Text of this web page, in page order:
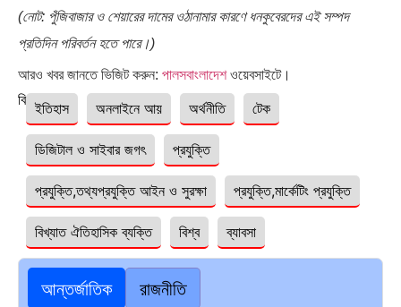
(নোট: পুঁজিবাজার ও শেয়ারের দামের ওঠানামার কারণে ধনকুবেরদের এই সম্পদ
প্রতিদিন পরিবর্তন হতে পারে।)
আরও খবর জানতে ভিজিট করুন: পালসবাংলাদেশওয়েবসাইটে।
বিষয়ঃইতিহাস অনলাইনে আয় অর্থনীতি টেক
ডিজিটাল ও সাইবার জগৎ প্রযুক্তি
প্রযুক্তি,তথ্যপ্রযুক্তি আইন ও সুরক্ষা প্রযুক্তি,মার্কেটিং প্রযুক্তি
বিখ্যাত ঐতিহাসিক ব্যক্তি বিশ্ব ব্যাবসা
আন্তর্জাতিক রাজনীতি